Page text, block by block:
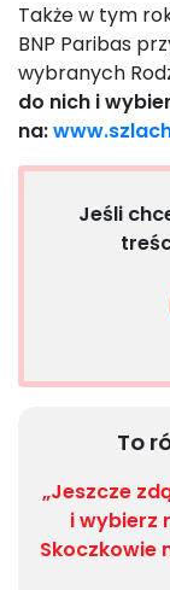
Także w tym
BNP Paribas
wybranych
do nich i
na:
Jeśli
To
„Jeszcze
i wybierz
Skoczkowie